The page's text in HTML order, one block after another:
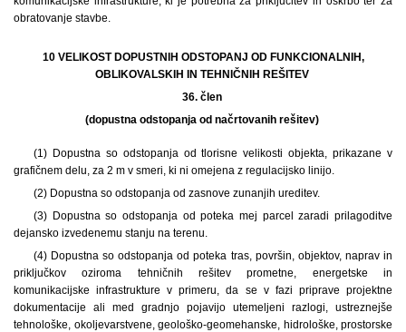
obratovanje stavbe.
10 VELIKOST DOPUSTNIH ODSTOPANJ OD FUNKCIONALNIH,
OBLIKOVALSKIH IN TEHNIČNIH REŠITEV
36. člen
(dopustna odstopanja od načrtovanih rešitev)
(1) Dopustna so odstopanja od tlorisne velikosti objekta, prikazane v
grafičnem delu, za 2 m v smeri, ki ni omejena z regulacijsko linijo.
(2) Dopustna so odstopanja od zasnove zunanjih ureditev.
(3) Dopustna so odstopanja od poteka mej parcel zaradi prilagoditve
dejansko izvedenemu stanju na terenu.
(4) Dopustna so odstopanja od poteka tras, površin, objektov, naprav in
priključkov oziroma tehničnih rešitev prometne, energetske in
komunikacijske infrastrukture v primeru, da se v fazi priprave projektne
dokumentacije ali med gradnjo pojavijo utemeljeni razlogi, ustreznejše
tehnološke, okoljevarstvene, geološko-geomehanske, hidrološke, prostorske